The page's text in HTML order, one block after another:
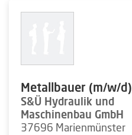
Metallbauer (m/w/d)
S&Ü Hydraulik und
Maschinenbau GmbH
37696 Marienmünster